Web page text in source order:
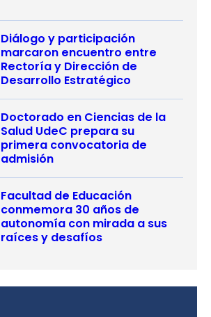
Diálogo y participación
marcaron encuentro entre
Rectoría y Dirección de
Desarrollo Estratégico
Doctorado en Ciencias de la
Salud UdeC prepara su
primera convocatoria de
admisión
Facultad de Educación
conmemora 30 años de
autonomía con mirada a sus
raíces y desafíos